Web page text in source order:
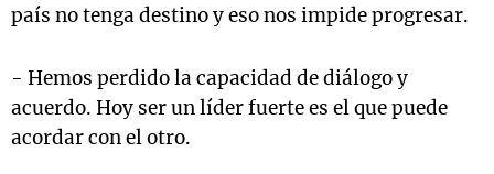
país no tenga destino y eso nos impide progresar.
- Hemos perdido la capacidad de diálogo y
acuerdo. Hoy ser un líder fuerte es el que puede
acordar con el otro.